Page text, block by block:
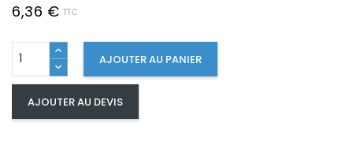
6,36 € TTC
AJOUTER AU PANIER
AJOUTER AU DEVIS